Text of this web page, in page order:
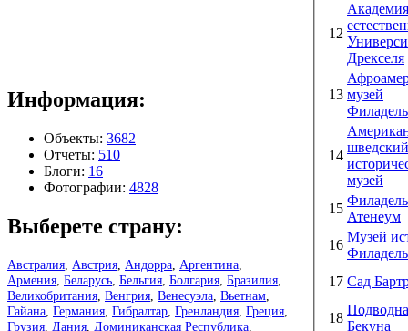
Информация:
Объекты: 3682
Отчеты: 510
Блоги: 16
Фотографии: 4828
Выберете страну:
Австралия Австрия Андорра Аргентина
Армения Беларусь Бельгия Болгария Бразилия
Великобритания Венгрия Венесуэла Вьетнам
Гайана Германия Гибралтар Гренландия Греция
Грузия Дания Доминиканская Республика
12
Академия
Дрекселя
13 музей
14
шведский
музей
15
Атенеум
16
Музей
17 Сад
18
Бекуна